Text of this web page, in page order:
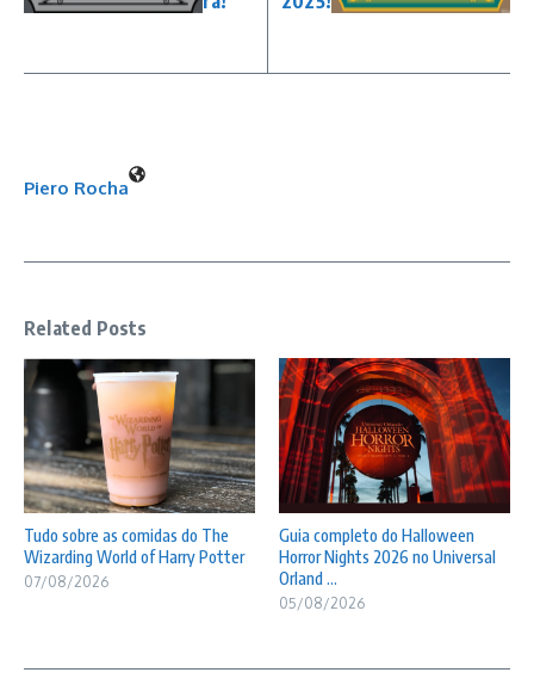
Piero Rocha
Related Posts
Tudo sobre as comidas do The
Wizarding World of Harry Potter
07/08/2026
Guia completo do Halloween
Horror Nights 2026 no Universal
Orland ...
05/08/2026